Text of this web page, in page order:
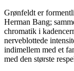
Grønfeldt er
Herman Bang;
chromatik i
nerveblottede
indimellem med et
med den største